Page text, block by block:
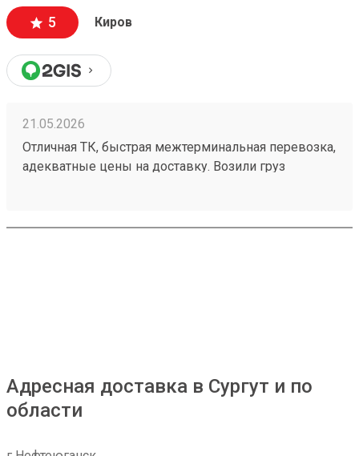
5 Киров
21.05.2026
Отличная ТК, быстрая межтерминальная перевозка,
адекватные цены на доставку. Возили груз
Адресная доставка в Сургут и по
области